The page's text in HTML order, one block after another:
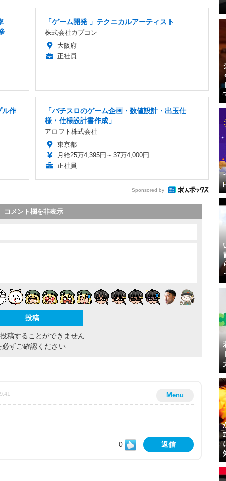
「ゲーム開発 」テクニカルアーティスト
株式会社カプコン
大阪府
正社員
ル作
「パチスロのゲーム企画・数値設計・出玉仕
様・仕様設計書作成」
アロフト株式会社
東京都
月給25万4,395円～37万4,000円
正社員
Sponsored by
コメント欄を非表示
稿することができません
必ずご確認ください
Menu
0 返信